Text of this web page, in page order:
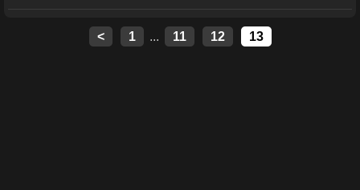
< 1 ... 11 12 13